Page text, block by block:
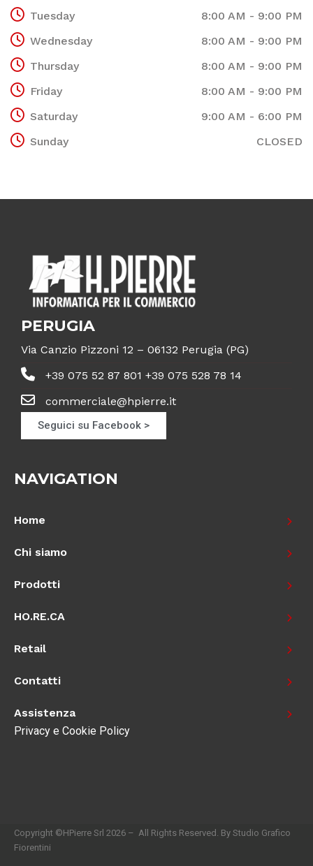
Tuesday
8:00 AM - 9:00 PM
Wednesday
8:00 AM - 9:00 PM
Thursday
8:00 AM - 9:00 PM
Friday
8:00 AM - 9:00 PM
Saturday
9:00 AM - 6:00 PM
Sunday
CLOSED
PERUGIA
Via Canzio Pizzoni 12 – 06132 Perugia (PG)
+39 075 52 87 801 +39 075 528 78 14
commerciale@hpierre.it
Seguici su Facebook >
NAVIGATION
Home
Chi siamo
Prodotti
HO.RE.CA
Retail
Contatti
Assistenza
Privacy e Cookie Policy
Copyright ©HPierre Srl 2026 – All Rights Reserved. By Studio Grafico
Fiorentini